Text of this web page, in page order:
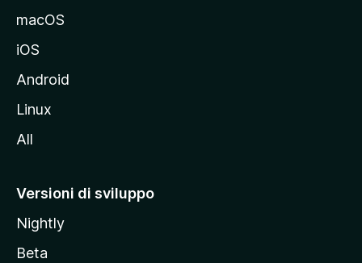
e
l
t
M
z
i
macOS
iOS
Android
Linux
All
Versioni di sviluppo
Nightly
Beta